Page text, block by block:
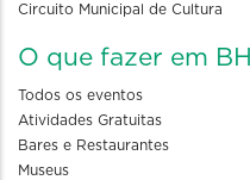
Circuito Municipal de Cultura
O que fazer em BH
Todos os eventos
Atividades Gratuitas
Bares e Restaurantes
Museus